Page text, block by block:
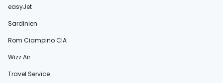
easyJet
Sardinien
Rom Ciampino CIA
Wizz Air
Travel Service